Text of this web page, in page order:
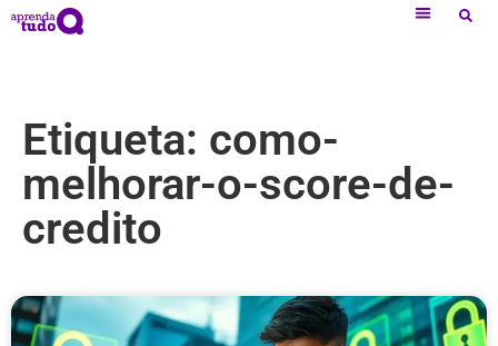
Etiqueta: como-
melhorar-o-score-de-
credito